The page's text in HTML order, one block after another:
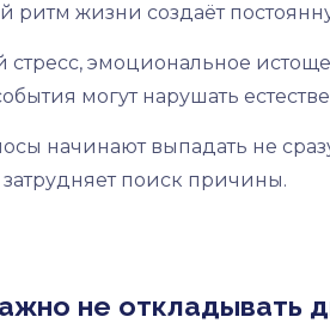
ритм жизни создаёт
стресс, эмоциональное
могут нарушать
начинают выпадать не
поиск причины.
не откладывать